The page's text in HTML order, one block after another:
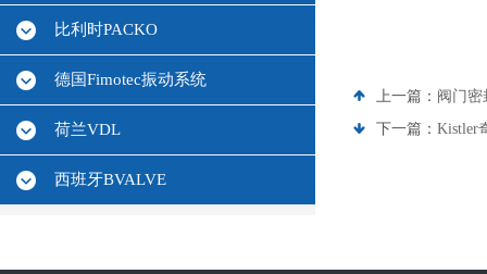
比利时PACKO
德国Fimotec振动系统
荷兰VDL
西班牙BVALVE
上一篇： 阀门密
下一篇： Kistler